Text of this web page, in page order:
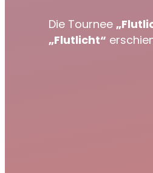
Die Tournee
„Flutlicht“